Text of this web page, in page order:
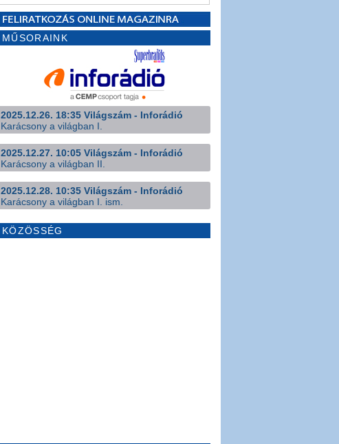
MŰSORAINK
2025.12.26. 18:35 Világszám - Inforádió
Karácsony a világban I.
2025.12.27. 10:05 Világszám - Inforádió
Karácsony a világban II.
2025.12.28. 10:35 Világszám - Inforádió
Karácsony a világban I. ism.
KÖZÖSSÉG